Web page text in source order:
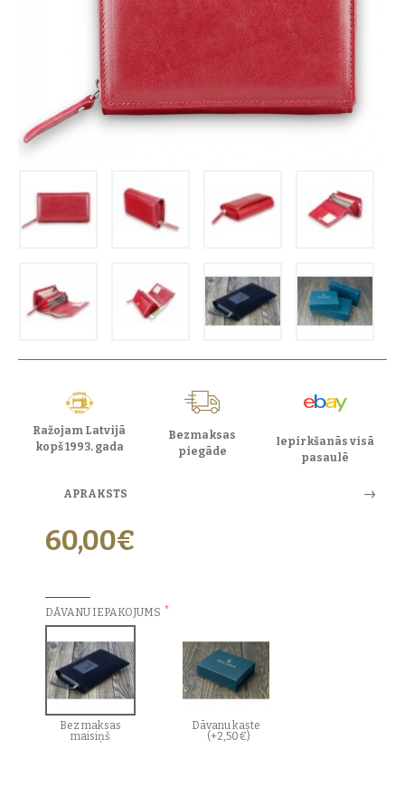
Ražojam Latvijā
kopš 1993. gada
Bezmaksas
piegāde
Iepirkšanās visā
pasaulē
APRAKSTS
60,00€
DĀVANU IEPAKOJUMS
Bez maksas
maisiņš
Dāvanu kaste
(+2,50€)